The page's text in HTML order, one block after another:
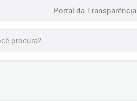
Portal da Transparência